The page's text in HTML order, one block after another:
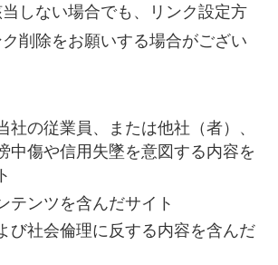
しない場合でも、リンク設定方
削除をお願いする場合がござい
社の従業員、または他社（者）、
中傷や信用失墜を意図する内容を
テンツを含んだサイト
び社会倫理に反する内容を含んだ